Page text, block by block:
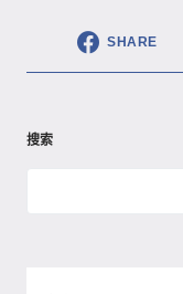
SHARE
搜索